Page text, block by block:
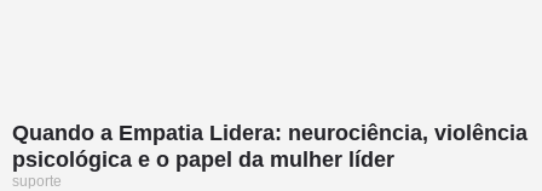
Quando a Empatia Lidera: neurociência, violência
psicológica e o papel da mulher líder
suporte